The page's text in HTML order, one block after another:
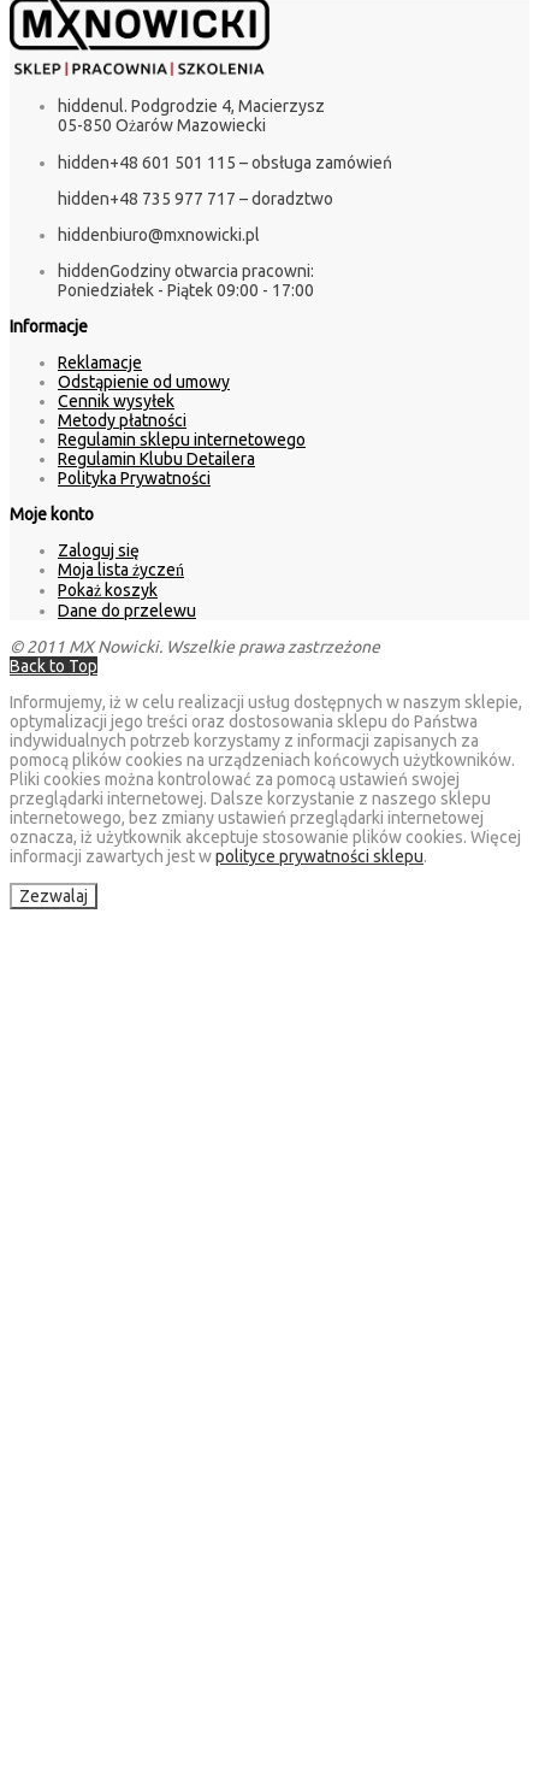
hiddenul. Podgrodzie 4, Macierzysz
05-850 Ożarów Mazowiecki
hidden+48 601 501 115 – obsługa zamówień
hidden+48 735 977 717 – doradztwo
hiddenbiuro@mxnowicki.pl
hiddenGodziny otwarcia pracowni:
Poniedziałek - Piątek 09:00 - 17:00
Informacje
Reklamacje
Odstąpienie od umowy
Cennik wysyłek
Metody płatności
Regulamin sklepu internetowego
Regulamin Klubu Detailera
Polityka Prywatności
Moje konto
Zaloguj się
Moja lista życzeń
Pokaż koszyk
Dane do przelewu
© 2011 MX Nowicki. Wszelkie prawa zastrzeżone
Back to Top
Informujemy, iż w celu realizacji usług dostępnych w naszym sklepie,
optymalizacji jego treści oraz dostosowania sklepu do Państwa
indywidualnych potrzeb korzystamy z informacji zapisanych za
pomocą plików cookies na urządzeniach końcowych użytkowników.
Pliki cookies można kontrolować za pomocą ustawień swojej
przeglądarki internetowej. Dalsze korzystanie z naszego sklepu
internetowego, bez zmiany ustawień przeglądarki internetowej
oznacza, iż użytkownik akceptuje stosowanie plików cookies. Więcej
informacji zawartych jest wpolityce prywatności sklepu.
Zezwalaj